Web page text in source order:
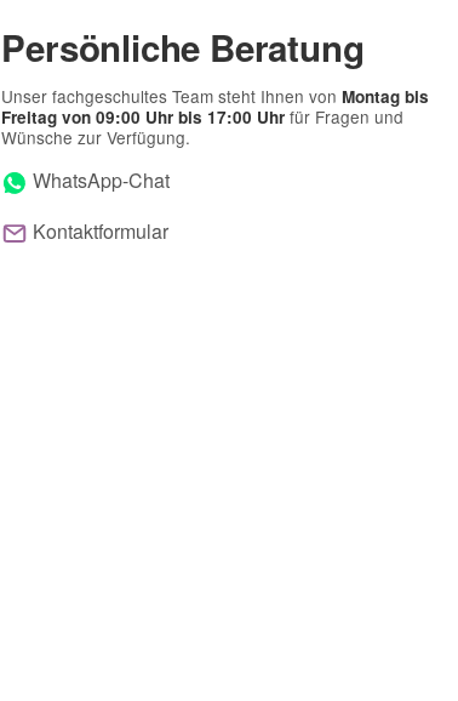
Persönliche Beratung
Unser fachgeschultes Team steht Ihnen von Montag bis
Freitag von 09:00 Uhr bis 17:00 Uhr für Fragen und
Wünsche zur Verfügung.
WhatsApp-Chat
Kontaktformular